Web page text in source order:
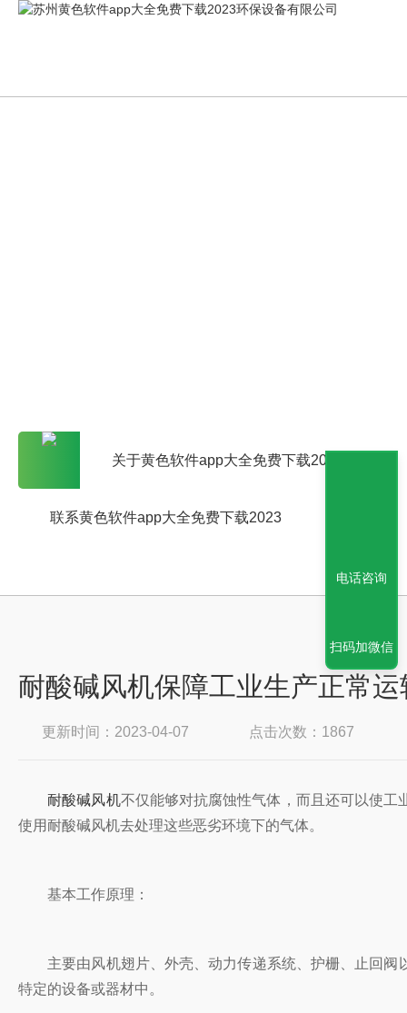
关于黄色软件app大全免费下载2023
联系黄色软件app大全免费下载2023
耐酸碱风机保障工业生产正常运
更新时间：2023-04-07 点击次数：1867
耐酸碱风机不仅能够对抗腐蚀性气体，而且还可以使工
使用耐酸碱风机去处理这些恶劣环境下的气体。
基本工作原理：
主要由风机翅片、外壳、动力传递系统、护栅、止
特定的设备或器材中。
电话咨询
扫码加微信